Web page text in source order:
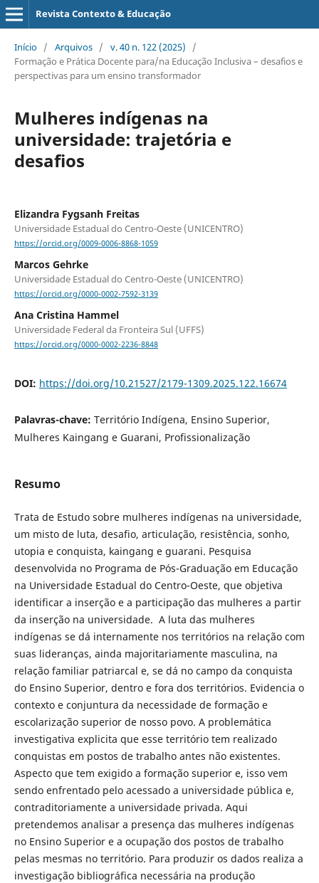
Revista Contexto & Educação
Início / Arquivos / v. 40 n. 122 (2025)
/
Formação e Prática Docente para/na Educação Inclusiva – desafios e
perspectivas para um ensino transformador
Mulheres indígenas na
universidade: trajetória e
desafios
Elizandra Fygsanh Freitas
Universidade Estadual do Centro-Oeste (UNICENTRO)
https://orcid.org/0009-0006-8868-1059
Marcos Gehrke
Universidade Estadual do Centro-Oeste (UNICENTRO)
https://orcid.org/0000-0002-7592-3139
Ana Cristina Hammel
Universidade Federal da Fronteira Sul (UFFS)
https://orcid.org/0000-0002-2236-8848
DOI: https://doi.org/10.21527/2179-1309.2025.122.16674
Palavras-chave: Território Indígena, Ensino Superior,
Mulheres Kaingang e Guarani, Profissionalização
Resumo
Trata de Estudo sobre mulheres indígenas na universidade,
um misto de luta, desafio, articulação, resistência, sonho,
utopia e conquista, kaingang e guarani. Pesquisa
desenvolvida no Programa de Pós-Graduação em Educação
na Universidade Estadual do Centro-Oeste, que objetiva
identificar a inserção e a participação das mulheres a partir
da inserção na universidade. A luta das mulheres
indígenas se dá internamente nos territórios na relação com
suas lideranças, ainda majoritariamente masculina, na
relação familiar patriarcal e, se dá no campo da conquista
do Ensino Superior, dentro e fora dos territórios. Evidencia o
contexto e conjuntura da necessidade de formação e
escolarização superior de nosso povo. A problemática
investigativa explicita que esse território tem realizado
conquistas em postos de trabalho antes não existentes.
Aspecto que tem exigido a formação superior e, isso vem
sendo enfrentado pelo acessado a universidade pública e,
contraditoriamente a universidade privada. Aqui
pretendemos analisar a presença das mulheres indígenas
no Ensino Superior e a ocupação dos postos de trabalho
pelas mesmas no território. Para produzir os dados realiza a
investigação bibliográfica necessária na produção